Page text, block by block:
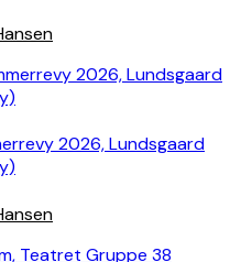
2026, Lundsgaard